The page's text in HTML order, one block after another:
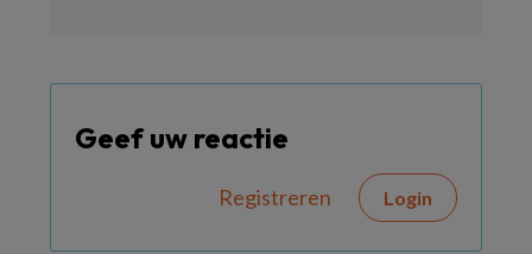
Geef uw reactie
Registreren Login